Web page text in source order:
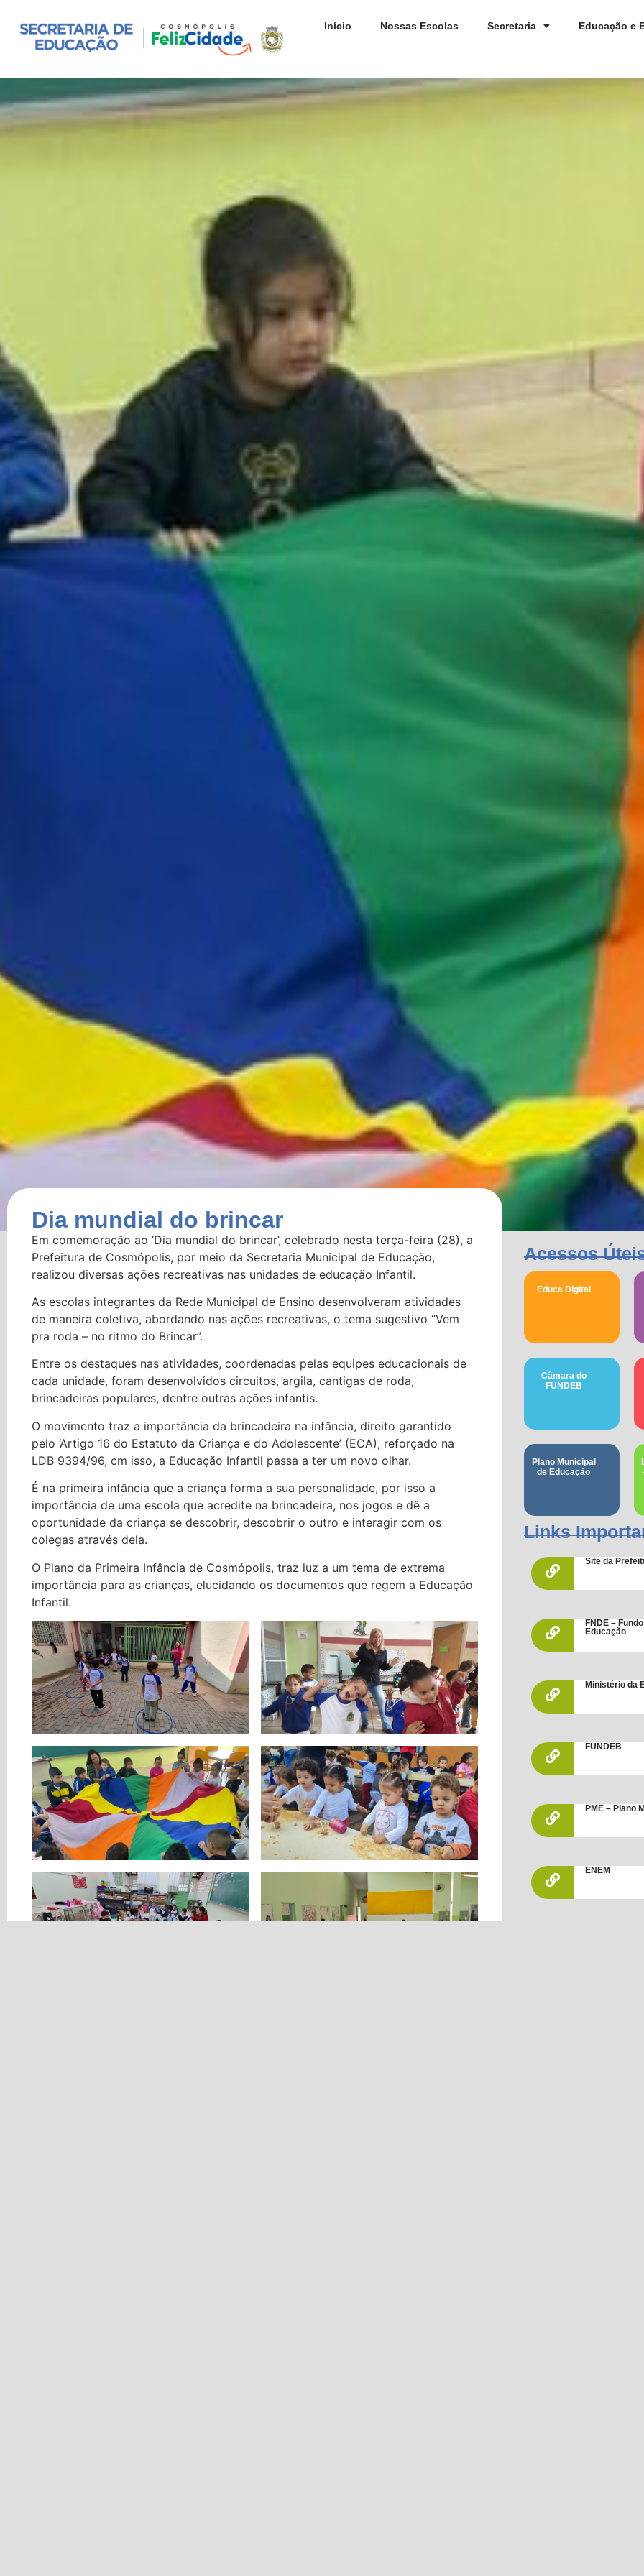
Início Nossas Escolas Secretaria Educação e
Dia mundial do brincar
Em comemoração ao ‘Dia mundial do brincar’, celebrado nesta terça-feira (28), a
Prefeitura de Cosmópolis, por meio da Secretaria Municipal de Educação,
realizou diversas ações recreativas nas unidades de educação Infantil.
As escolas integrantes da Rede Municipal de Ensino desenvolveram atividades
de maneira coletiva, abordando nas ações recreativas, o tema sugestivo “Vem
pra roda – no ritmo do Brincar”.
Entre os destaques nas atividades, coordenadas pelas equipes educacionais de
cada unidade, foram desenvolvidos circuitos, argila, cantigas de roda,
brincadeiras populares, dentre outras ações infantis.
O movimento traz a importância da brincadeira na infância, direito garantido
pelo ‘Artigo 16 do Estatuto da Criança e do Adolescente’ (ECA), reforçado na
LDB 9394/96, cm isso, a Educação Infantil passa a ter um novo olhar.
É na primeira infância que a criança forma a sua personalidade, por isso a
importância de uma escola que acredite na brincadeira, nos jogos e dê a
oportunidade da criança se descobrir, descobrir o outro e interagir com os
colegas através dela.
O Plano da Primeira Infância de Cosmópolis, traz luz a um tema de extrema
importância para as crianças, elucidando os documentos que regem a Educação
Infantil.
Acessos
Educa Digital
Câmara do
FUNDEB
Plano Municipal
de Educação
Links
Site da
FNDE –
Educação
Ministério da
FUNDEB
PME – Plano
ENEM